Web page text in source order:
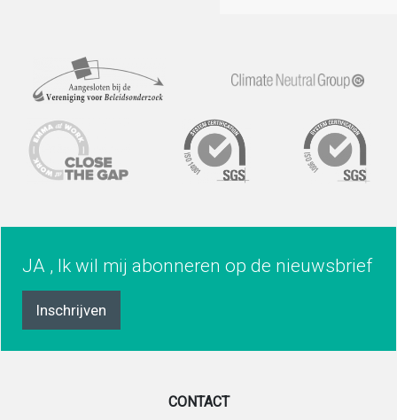
JA , Ik wil mij abonneren op de nieuwsbrief
Inschrijven
CONTACT